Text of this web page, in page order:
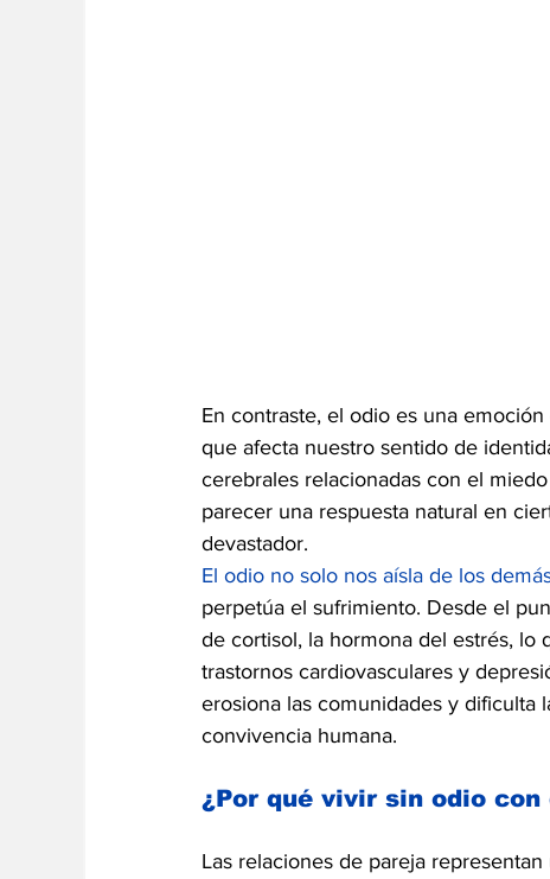
En contraste, el odio es una
que afecta nuestro sentido de
cerebrales relacionadas con el
parecer una respuesta natural en
devastador.
El odio no solo nos aísla de los
perpetúa el sufrimiento. Desde el
de cortisol, la hormona del estrés,
trastornos cardiovasculares y
erosiona las comunidades y dificulta
convivencia humana.
¿Por qué vivir sin odio
Las relaciones de pareja